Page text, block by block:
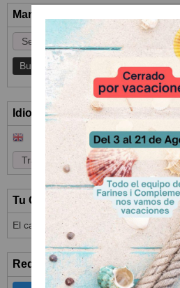
Marcas
Idioma
Tu Carrito (0)
El carrito de la compra está vacío
Redes Sociales